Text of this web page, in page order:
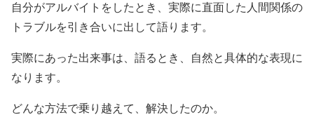
自分がアルバイトをしたとき、実際に直面した人間関係の
トラブルを引き合いに出して語ります。
実際にあった出来事は、語るとき、自然と具体的な表現に
なります。
どんな方法で乗り越えて、解決したのか。